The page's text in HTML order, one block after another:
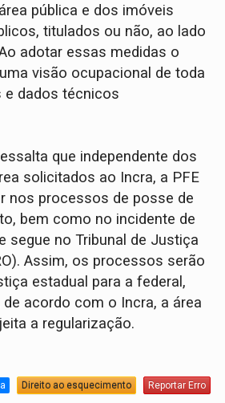
pública e dos imóveis
titulados ou não, ao lado
adotar essas medidas o
visão ocupacional de toda
e dados técnicos
que independente dos
solicitados ao Incra, a PFE
nos processos de posse de
bem como no incidente de
segue no Tribunal de Justiça
Assim, os processos serão
estadual para a federal,
acordo com o Incra, a área
a regularização.
Direito ao esquecimento Reportar Erro